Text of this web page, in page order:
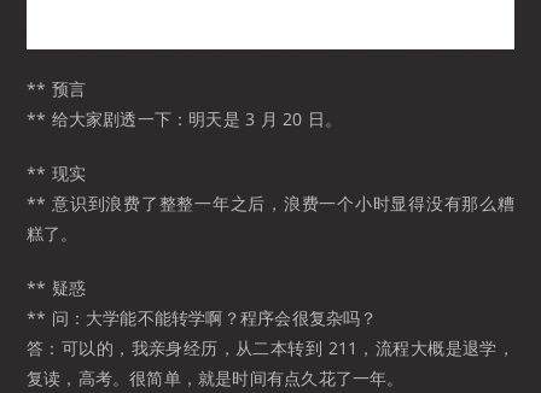
** 预言
** 给大家剧透一下：明天是 3 月 20 日。
** 现实
** 意识到浪费了整整一年之后，浪费一个小时显得没有那么糟
糕了。
** 疑惑
** 问：大学能不能转学啊？程序会很复杂吗？
答：可以的，我亲身经历，从二本转到 211，流程大概是退学，
复读，高考。很简单，就是时间有点久花了一年。